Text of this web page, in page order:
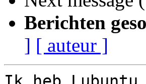
Berichten
] [ auteur ]